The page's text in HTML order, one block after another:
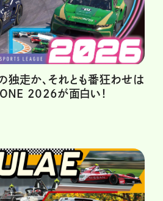
独走か、それとも番狂わせは
2026が面白い！